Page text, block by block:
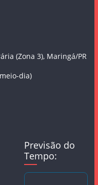
(Zona 3), Maringá/PR
dia)
Previsão do
Tempo: